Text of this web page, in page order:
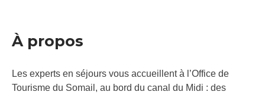
À propos
Les experts en séjours vous accueillent à l’Office de
Tourisme du Somail, au bord du canal du Midi : des